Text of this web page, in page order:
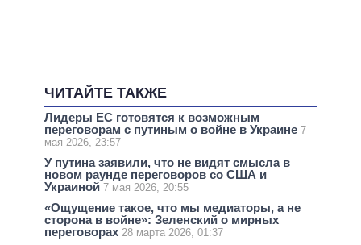
ЧИТАЙТЕ ТАКЖЕ
Лидеры ЕС готовятся к возможным
переговорам с путиным о войне в Украине 7
мая 2026, 23:57
У путина заявили, что не видят смысла в
новом раунде переговоров со США и
Украиной 7 мая 2026, 20:55
«Ощущение такое, что мы медиаторы, а не
сторона в войне»: Зеленский о мирных
переговорах 28 марта 2026, 01:37